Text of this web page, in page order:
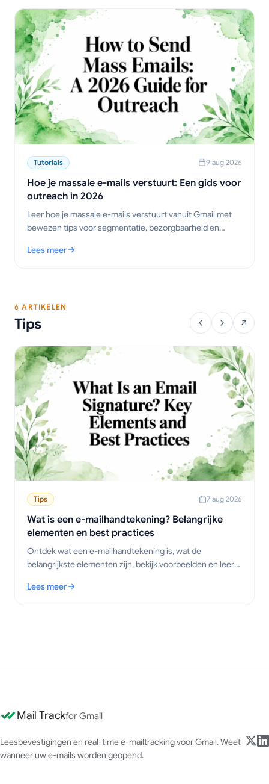
Tutorials 9 aug 2026
Hoe je massale e-mails verstuurt: Een gids voor
outreach in 2026
Leer hoe je massale e-mails verstuurt vanuit Gmail met
bewezen tips voor segmentatie, bezorgbaarheid en
mkb.
Lees meer
: Hoe je massale e-mails verstuurt: Een gids voor outreach in
6 ARTIKELEN
Tips
Tips 7 aug 2026
Wat is een e-mailhandtekening? Belangrijke
elementen en best practices
Ontdek wat een e-mailhandtekening is, wat de
belangrijkste elementen zijn, bekijk voorbeelden en leer
mails te versturen.
Lees meer
: Wat is een e-mailhandtekening? Belangrijke elementen en
Mail Trackfor Gmail
Leesbevestigingen en real-time e-mailtracking voor Gmail. Weet
wanneer uw e-mails worden geopend.